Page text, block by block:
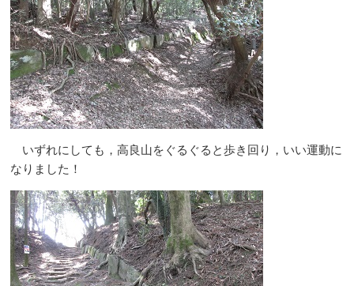
いずれにしても，高良山をぐるぐると歩き回り，いい運動に
なりました！